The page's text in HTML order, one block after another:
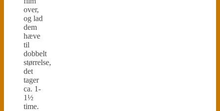
over,
og lad
dem
hæve
til
dobbelt
størrelse,
det
tager
ca. 1-
1½
time.